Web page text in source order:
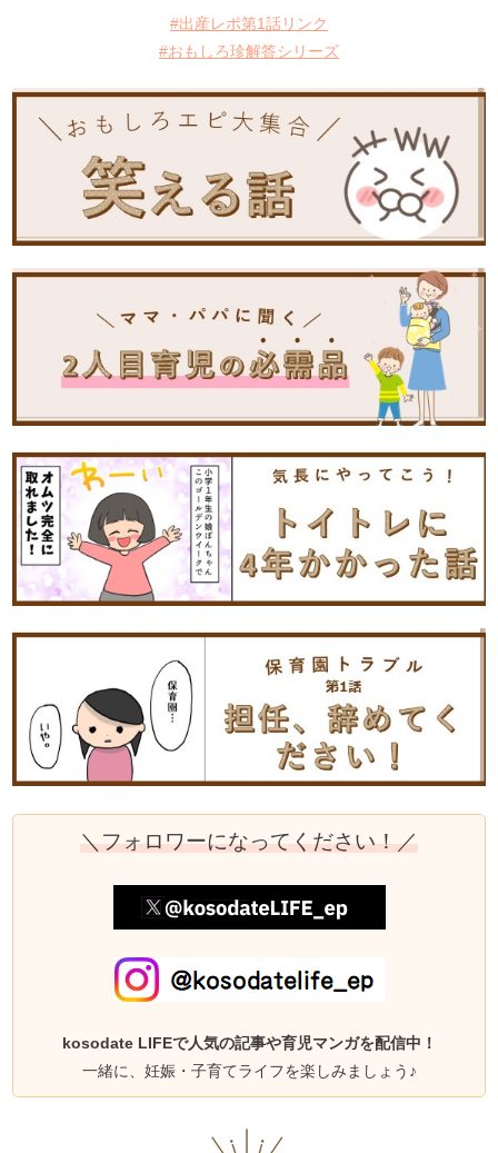
#出産レポ第1話リンク
#おもしろ珍解答シリーズ
＼フォロワーになってください！／
kosodate LIFEで人気の記事や育児マンガを配信中！
一緒に、妊娠・子育てライフを楽しみましょう♪